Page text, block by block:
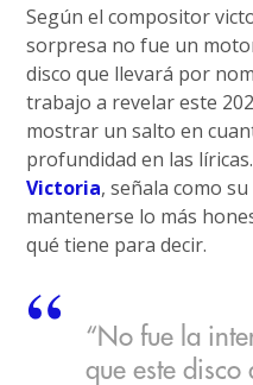
Según el compositor
sorpresa no fue un
disco que llevará por
trabajo a revelar este
mostrar un salto en
profundidad en las
Victoria, señala como
mantenerse lo más
qué tiene para decir.
“No fue la
que este disco